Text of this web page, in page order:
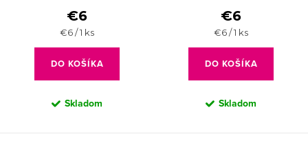
€6
Jednotková
cena:
€6 / 1 ks
DO KOŠÍKA
Skladom
€6
Jednotková
cena:
€6 / 1 ks
DO KOŠÍKA
Skladom